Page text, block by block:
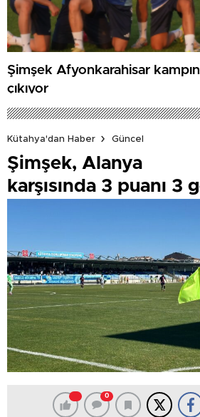
Şimşek Afyonkarahisar
çıkıyor
Kütahya'dan Haber
Güncel
Şimşek, Alanya
karşısında 3 puanı 3
0